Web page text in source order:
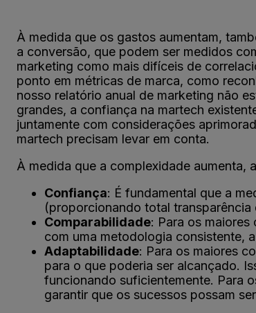
À medida que os gastos aumentam,
a conversão, que podem ser medidos
marketing como mais difíceis de
ponto em métricas de marca, como
nosso relatório anual de marketing não
grandes, a confiança na martech
juntamente com considerações
martech precisam levar em conta.
À medida que a complexidade aumenta,
Confiança: É fundamental que a
(proporcionando total transparência
Comparabilidade: Para os
com uma metodologia consistente,
Adaptabilidade: Para os maiores
para o que poderia ser alcançado.
funcionando suficientemente. Para
garantir que os sucessos possam